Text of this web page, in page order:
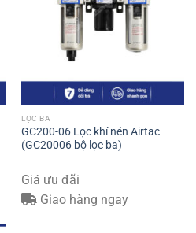
LỌC BA
GC200-06 Lọc khí nén Airtac
(GC20006 bộ lọc ba)
Giá ưu đãi
Giao hàng ngay